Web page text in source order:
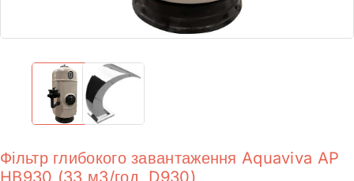
Фільтр глибокого завантаження Aquaviva AP
HB930 (33 м3/год, D930)